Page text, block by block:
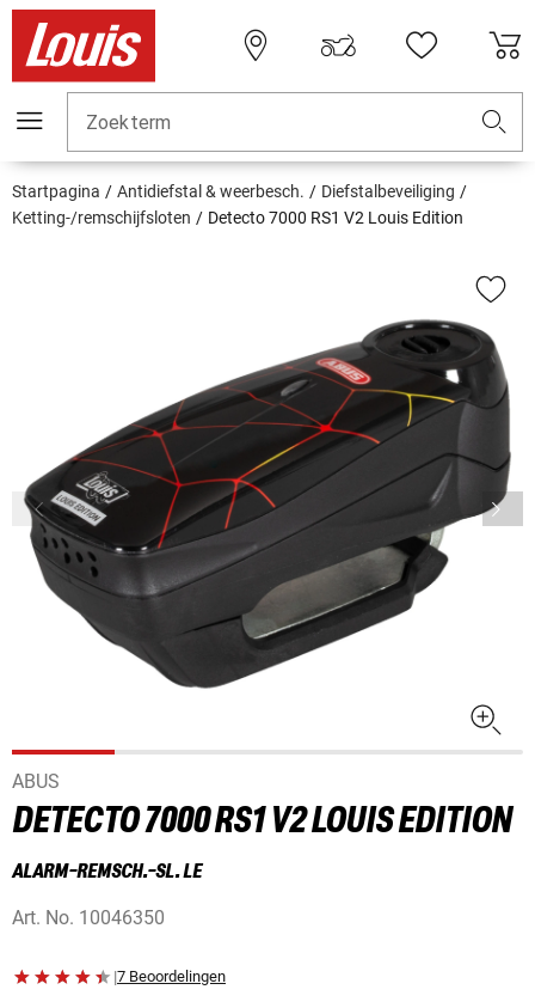
Zoekterm
Startpagina Antidiefstal & weerbesch.
Diefstalbeveiliging
Ketting-/remschijfsloten
Detecto 7000 RS1 V2 Louis Edition
ABUS
DETECTO 7000 RS1 V2 LOUIS EDITION
ALARM-REMSCH.-SL. LE
Art. No. 10046350
|7 Beoordelingen